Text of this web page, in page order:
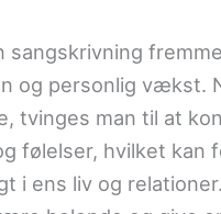
sangskrivning fremme
og personlig vækst.
tvinges man til at
følelser, hvilket kan
i ens liv og